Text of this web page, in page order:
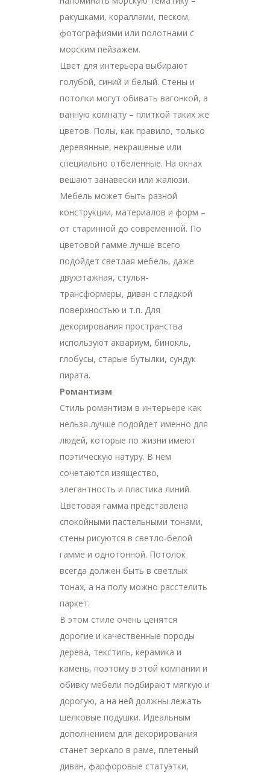
ракушками, кораллами, песком,
фотографиями или полотнами с
морским пейзажем.
Цвет для интерьера выбирают
голубой, синий и белый. Стены и
потолки могут обивать вагонкой, а
ванную комнату – плиткой таких же
цветов. Полы, как правило, только
деревянные, некрашеные или
специально отбеленные. На окнах
вешают занавески или жалюзи.
Мебель может быть разной
конструкции, материалов и форм –
от старинной до современной. По
цветовой гамме лучше всего
подойдет светлая мебель, даже
двухэтажная, стулья-
трансформеры, диван с гладкой
поверхностью и т.п. Для
декорирования пространства
используют аквариум, бинокль,
глобусы, старые бутылки, сундук
пирата.
Романтизм
Стиль романтизм в интерьере как
нельзя лучше подойдет именно для
людей, которые по жизни имеют
поэтическую натуру. В нем
сочетаются изящество,
элегантность и пластика линий.
Цветовая гамма представлена
спокойными пастельными тонами,
стены рисуются в светло-белой
гамме и однотонной. Потолок
всегда должен быть в светлых
тонах, а на полу можно расстелить
паркет.
В этом стиле очень ценятся
дорогие и качественные породы
дерева, текстиль, керамика и
камень, поэтому в этой компании и
обивку мебели подбирают мягкую и
дорогую, а на ней должны лежать
шелковые подушки. Идеальным
дополнением для декорирования
станет зеркало в раме, плетеный
диван, фарфоровые статуэтки,